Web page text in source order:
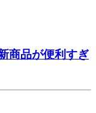
商品が便利すぎ